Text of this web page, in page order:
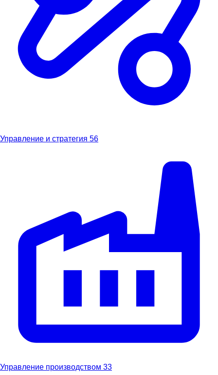
Управление и стратегия 56
Управление производством 33